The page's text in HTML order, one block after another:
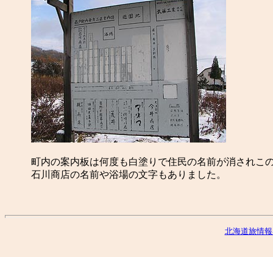
町内の案内板は何度も白塗りで住民の名前が消されこ
石川商店の名前や浴場の文字もありました。
北海道旅情